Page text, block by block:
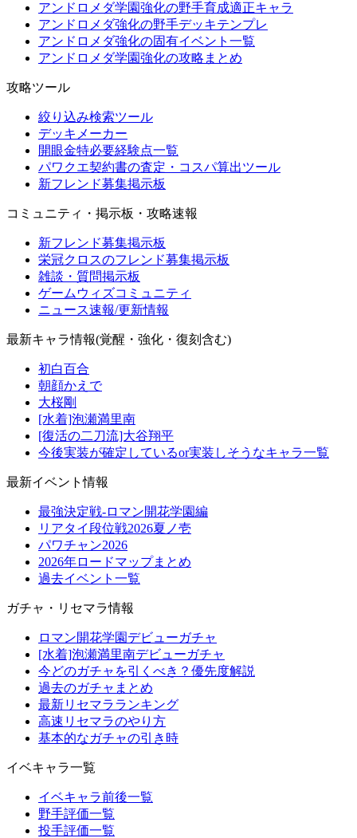
アンドロメダ学園強化の野手育成適正キャラ
アンドロメダ強化の野手デッキテンプレ
アンドロメダ強化の固有イベント一覧
アンドロメダ学園強化の攻略まとめ
攻略ツール
絞り込み検索ツール
デッキメーカー
開眼金特必要経験点一覧
パワクエ契約書の査定・コスパ算出ツール
新フレンド募集掲示板
コミュニティ・掲示板・攻略速報
新フレンド募集掲示板
栄冠クロスのフレンド募集掲示板
雑談・質問掲示板
ゲームウィズコミュニティ
ニュース速報/更新情報
最新キャラ情報(覚醒・強化・復刻含む)
初白百合
朝顔かえで
大桜剛
[水着]泡瀬満里南
[復活の二刀流]大谷翔平
今後実装が確定しているor実装しそうなキャラ一覧
最新イベント情報
最強決定戦-ロマン開花学園編
リアタイ段位戦2026夏ノ壱
パワチャン2026
2026年ロードマップまとめ
過去イベント一覧
ガチャ・リセマラ情報
ロマン開花学園デビューガチャ
[水着]泡瀬満里南デビューガチャ
今どのガチャを引くべき？優先度解説
過去のガチャまとめ
最新リセマラランキング
高速リセマラのやり方
基本的なガチャの引き時
イベキャラ一覧
イベキャラ前後一覧
野手評価一覧
投手評価一覧